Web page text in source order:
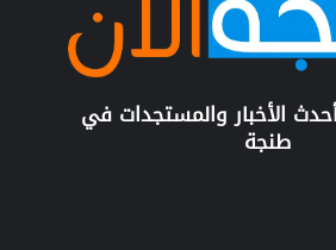
الأخبار والمستجدات في
طنجة